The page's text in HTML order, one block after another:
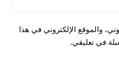
والموقع الإلكتروني في هذا
في تعليقي.